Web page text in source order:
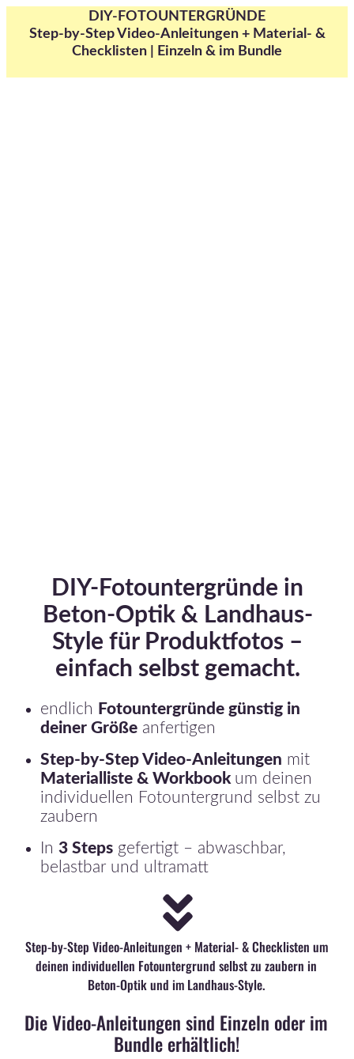
DIY-FOTOUNTERGRÜNDE
Step-by-Step Video-Anleitungen + Material- &
Checklisten
| Einzeln & im Bundle
DIY-Fotountergründe in
Beton-Optik & Landhaus-
Style für Produktfotos –
einfach selbst gemacht.
endlich Fotountergründe günstig in
deiner Größe anfertigen
Step-by-Step Video-Anleitungen mit
Materialliste & Workbook um deinen
individuellen Fotountergrund selbst zu
zaubern
In 3 Steps gefertigt – abwaschbar,
belastbar und ultramatt
Step-by-Step Video-Anleitungen + Material- & Checklisten um
deinen individuellen Fotountergrund selbst zu zaubern in
Beton-Optik und im Landhaus-Style.
Die Video-Anleitungen sind Einzeln oder im
Bundle erhältlich!